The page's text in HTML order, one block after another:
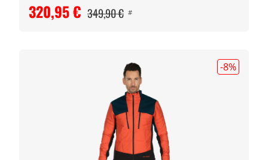
320,95 € 349,90 € #
-8%